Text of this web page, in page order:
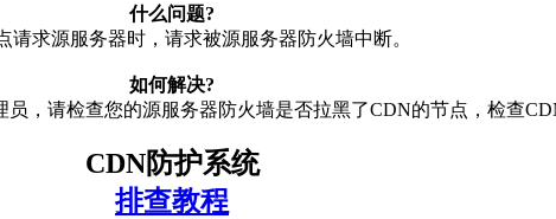
什么问题?
请求源服务器时，请求被源服务器防火墙中断。
如何解决?
，请检查您的源服务器防火墙是否拉黑了CDN的节点，检查
CDN防护系统
排查教程